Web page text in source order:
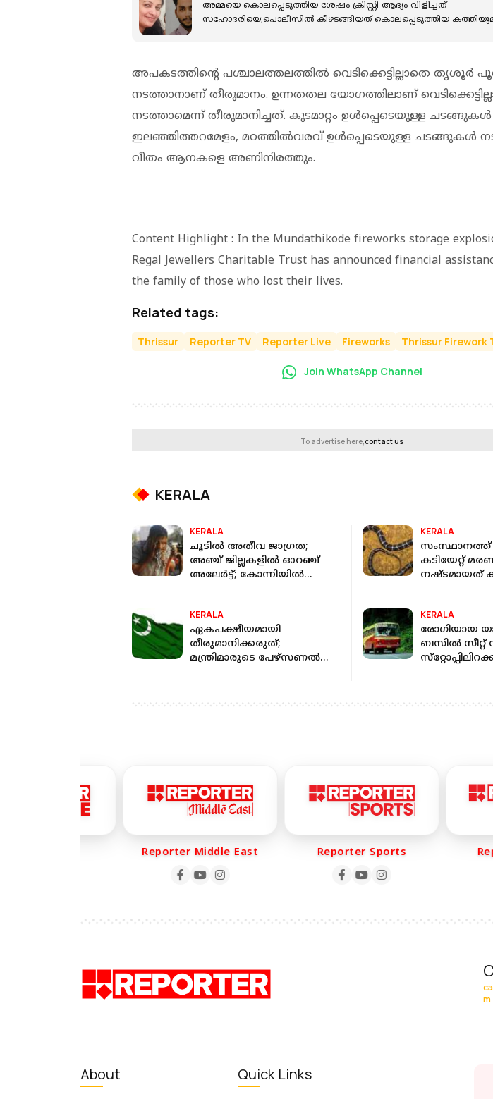
അമ്മയെ കൊലപ്പെടുത്തിയ ശേഷം ക്രിസ്റ്റി ആദ്യം വിളിച്ചത്
സഹോദരിയെ;പൊലീസിൽ കീഴടങ്ങിയത് കൊലപ്പെടുത്തിയ
അപകടത്തിന്റെ പശ്ചാലത്തലത്തില്‍ വെടിക്കെട്ടില്ലാതെ തൃശൂര്‍
നടത്താനാണ് തീരുമാനം. ഉന്നതതല യോഗത്തിലാണ്
നടത്താമെന്ന് തീരുമാനിച്ചത്. കുടമാറ്റം ഉള്‍പ്പെടെയുള്ള
ഇലഞ്ഞിത്തറമേളം, മഠത്തില്‍വരവ് ഉള്‍പ്പെടെയുള്ള ചടങ്ങുകള്‍
വീതം ആനകളെ അണിനിരത്തും.
Content Highlight : In the Mundathikode fireworks storage
Regal Jewellers Charitable Trust has announced financial
the family of those who lost their lives.
Related tags:
Thrissur Reporter TV Reporter Live Fireworks Thrissur Firework
Join WhatsApp Channel
To advertise here,contact us
KERALA
KERALA
ചൂടില്‍ അതീവ ജാഗ്രത;
അഞ്ച് ജില്ലകളില്‍ ഓറഞ്ച്
അലേര്‍ട്ട്; കോന്നിയില്‍
KERALA
സംസ്ഥാനത്ത്
കടിയേറ്റ്
നഷ്ടമായത്
KERALA
ഏകപക്ഷീയമായി
തീരുമാനിക്കരുത്;
മന്ത്രിമാരുടെ പേഴ്‌സണല്‍
നിര്‍ദേശവുമായി ലീഗ്
KERALA
രോഗിയായ
ബസിൽ സീറ്റ്
Reporter Middle East Reporter Sports
m
About
Quick Links